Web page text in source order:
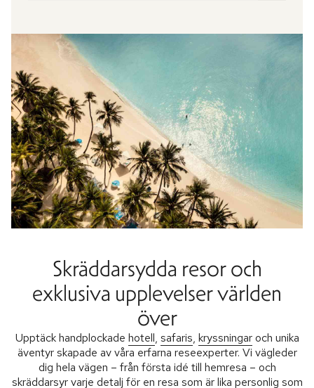
Skräddarsydda resor och
exklusiva upplevelser världen
över
Upptäck handplockade hotell, safaris, kryssningaroch unika
äventyr skapade av våra erfarna reseexperter. Vi vägleder
dig hela vägen – från första idé till hemresa – och
skräddarsyr varje detalj för en resa som är lika personlig som